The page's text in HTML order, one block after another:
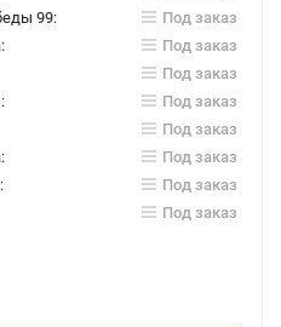
99:
Под заказ
Под заказ
Под заказ
Под заказ
Под заказ
Под заказ
Под заказ
Под заказ